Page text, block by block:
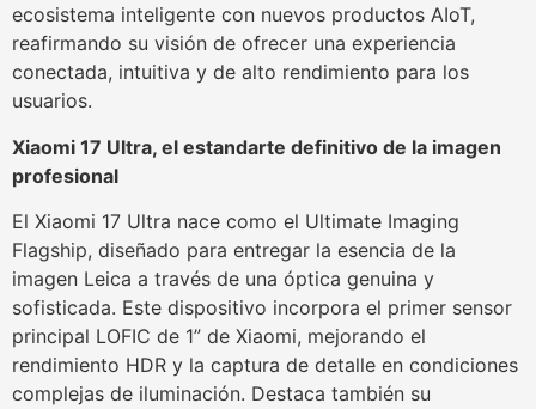
ecosistema inteligente con nuevos productos AIoT,
reafirmando su visión de ofrecer una experiencia
conectada, intuitiva y de alto rendimiento para los
usuarios.
Xiaomi 17 Ultra, el estandarte definitivo de la imagen
profesional
El Xiaomi 17 Ultra nace como el Ultimate Imaging
Flagship, diseñado para entregar la esencia de la
imagen Leica a través de una óptica genuina y
sofisticada. Este dispositivo incorpora el primer sensor
principal LOFIC de 1” de Xiaomi, mejorando el
rendimiento HDR y la captura de detalle en condiciones
complejas de iluminación. Destaca también su